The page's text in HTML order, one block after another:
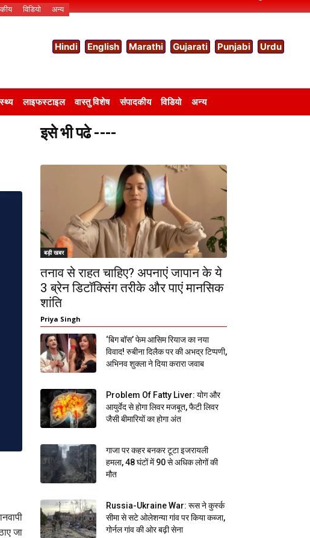
विडियो अन्य
Hindi English Marathi Gujarati Punjabi Urdu
लाइफस्टाइल वास्तु विशेष संपादकीय विडियो अन्य
जा
इसे भी पढे ----
बड़ी खबर
तनाव से राहत चाहिए? अपनाएं जापान के ये
3 ब्रेन डिटॉक्सिंग तरीके और पाएं मानसिक
शांति
Priya Singh
‘बिग बॉस’ फेम आसिम रियाज का नया
विवाद! रुबीना दिलैक पर की अभद्र टिप्पणी,
अभिनव शुक्ला ने दिया करारा जवाब
Problem Of Fatty Liver: योग और
आयुर्वेद से होगा लिवर मजबूत, फैटी लिवर
जैसी बीमारियों का होगा अंत
गाजा पर कहर बनकर टूटा इजरायली
हमला, 48 घंटों में 90 से अधिक लोगों की
मौत
Russia-Ukraine War: रूस ने कुर्स्क
सीमा से सटे ओलेशन्या गांव पर किया कब्जा,
गोर्नल गांव की ओर बढ़ी सेना